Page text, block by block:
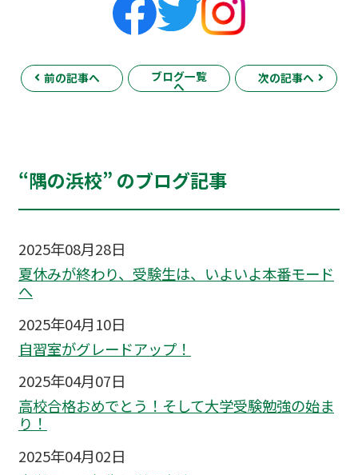
前の記事へ ブログ一覧
へ
次の記事へ
“隅の浜校” のブログ記事
2025年08月28日
夏休みが終わり、受験生は、いよいよ本番モード
へ
2025年04月10日
自習室がグレードアップ！
2025年04月07日
高校合格おめでとう！そして大学受験勉強の始ま
り！
2025年04月02日